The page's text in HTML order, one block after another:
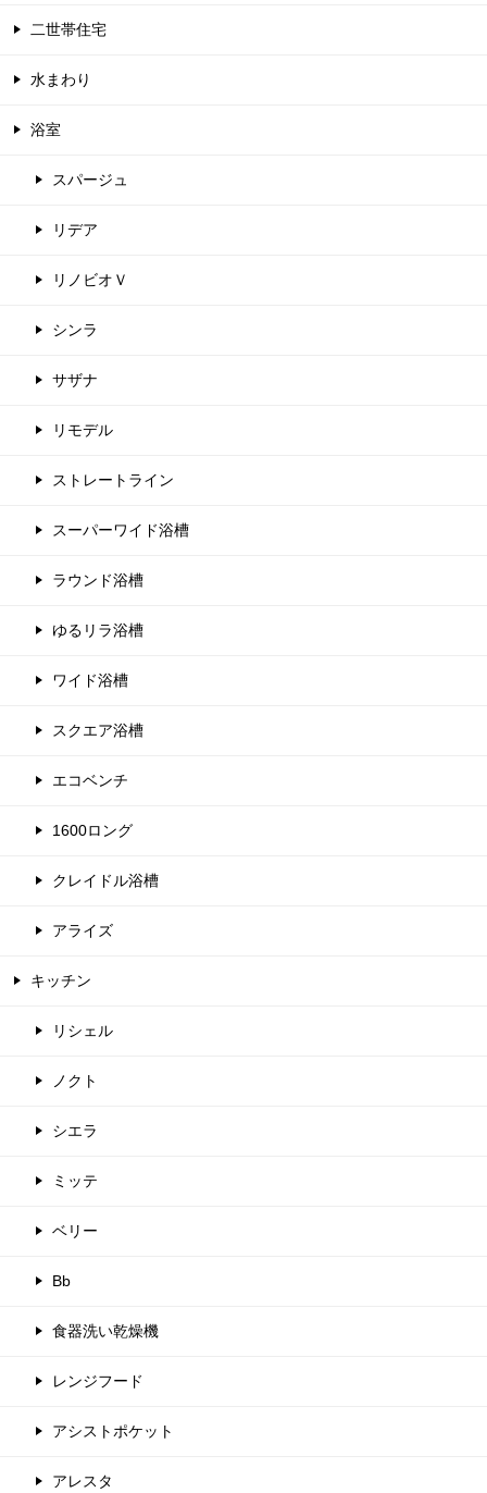
二世帯住宅
水まわり
浴室
スパージュ
リデア
リノビオＶ
シンラ
サザナ
リモデル
ストレートライン
スーパーワイド浴槽
ラウンド浴槽
ゆるリラ浴槽
ワイド浴槽
スクエア浴槽
エコベンチ
1600ロング
クレイドル浴槽
アライズ
キッチン
リシェル
ノクト
シエラ
ミッテ
ベリー
Bb
食器洗い乾燥機
レンジフード
アシストポケット
アレスタ